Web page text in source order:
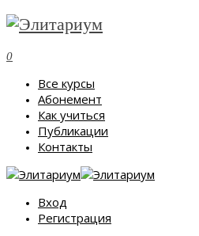
0
Все курсы
Абонемент
Как учиться
Публикации
Контакты
Вход
Регистрация